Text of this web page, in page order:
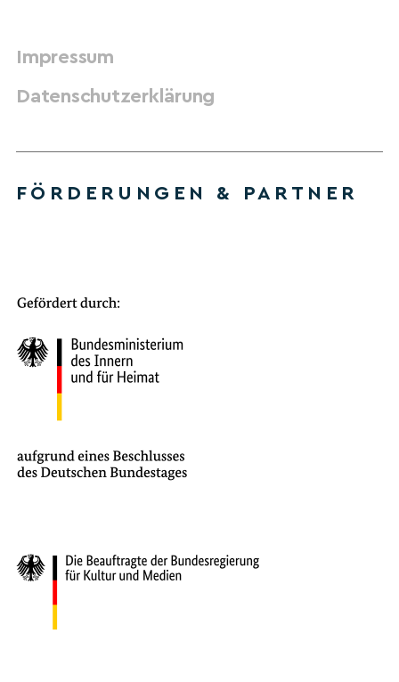
Impressum
Datenschutzerklärung
FÖRDERUNGEN & PARTNER